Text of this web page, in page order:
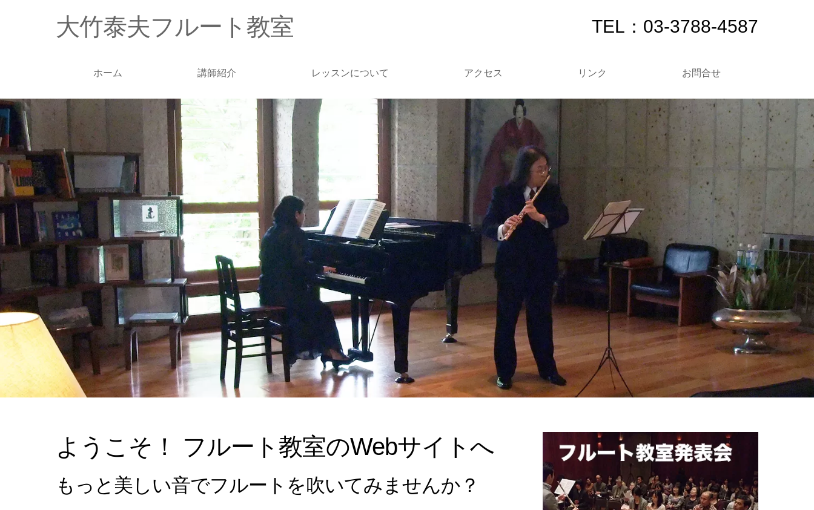
大竹泰夫フルート教室 TEL：03-3788-4587
ホーム 講師紹介 レッスンについて アクセス リンク お問合せ
ようこそ！ フルート教室のWebサイトへ
もっと美しい音でフルートを吹いてみませんか？